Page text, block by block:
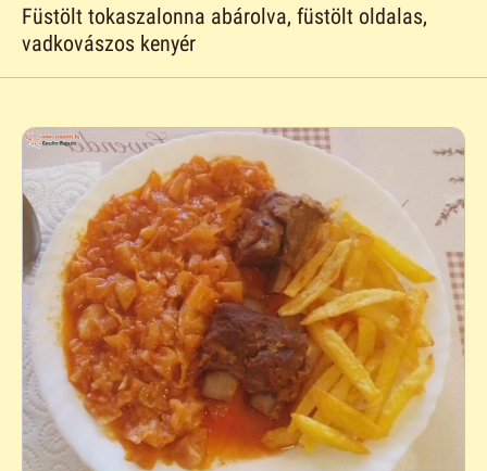
Füstölt tokaszalonna abárolva, füstölt oldalas,
vadkovászos kenyér